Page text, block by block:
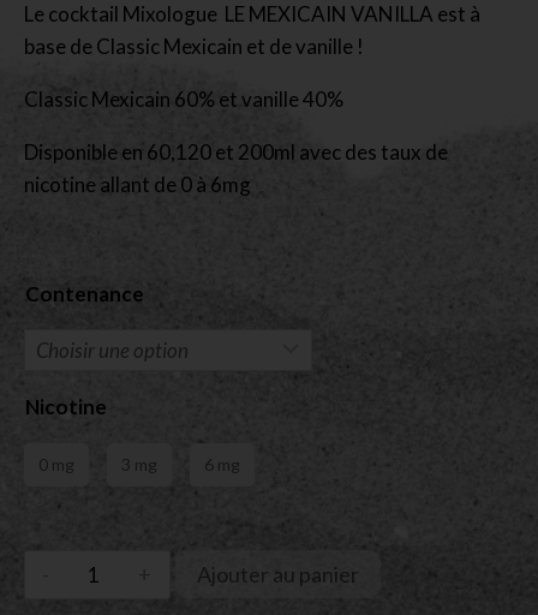
Le cocktail Mixologue LE MEXICAIN VANILLA est à
base de Classic Mexicain et de vanille !
Classic Mexicain 60% et vanille 40%
Disponible en 60,120 et 200ml avec des taux de
nicotine allant de 0 à 6mg
Contenance
Nicotine
0 mg 3 mg 6 mg
Ajouter au panier